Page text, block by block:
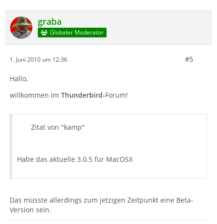
graba
Globaler Moderator
1. Juni 2010 um 12:36 #5
Hallo,
willkommen im Thunderbird-Forum!
Zitat von "kamp"
Habe das aktuelle 3.0.5 für MacOSX
Das müsste allerdings zum jetzigen Zeitpunkt eine Beta-
Version sein.